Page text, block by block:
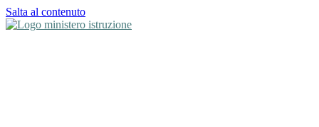
Salta al contenuto